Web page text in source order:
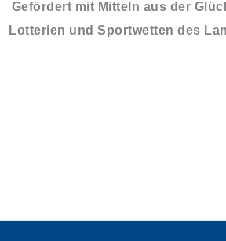
Gefördert mit Mitteln aus der
Lotterien und Sportwetten des